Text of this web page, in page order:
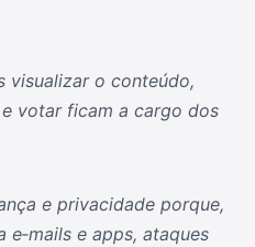
visualizar o conteúdo,
votar ficam a cargo dos
e privacidade porque,
e‑mails e apps, ataques